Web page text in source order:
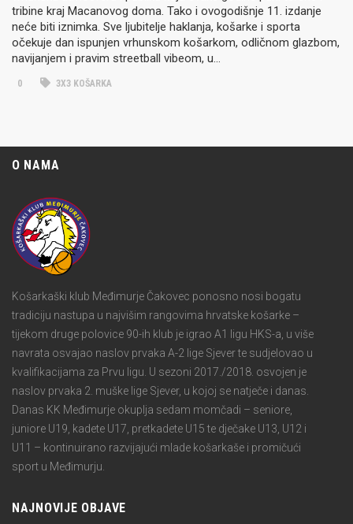
tribine kraj Macanovog doma. Tako i ovogodišnje 11. izdanje
neće biti iznimka. Sve ljubitelje haklanja, košarke i sporta
očekuje dan ispunjen vrhunskom košarkom, odličnom glazbom,
navijanjem i pravim streetball vibeom, u…
0 3X3 KOŠARKA
O NAMA
Košarkaški klub Međimurje Čakovec ponosno nosi bogatu
tradiciju nastupa u najvišim rangovima hrvatske košarke –
tijekom druge polovice 90-ih klub je igrao A1 ligu HKS-a, u više
navrata osvajao naslov prvaka A-2 lige Sjever te sudjelovao u
kvalifikacijama za Prvu ligu. U sezoni 2017./2018. osvojen je
naslov prvaka 2. muške lige Sjever, u kojoj se natječe i danas.
Danas KK Međimurje okuplja sedam momčadi – seniore,
juniore U19, kadete U17, pretkadete U15 te dječake U13, U12 i
U11 – kontinuirano razvijajući mlade košarkaše i promičući
sport u Međimurju.
NAJNOVIJE OBJAVE